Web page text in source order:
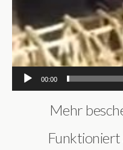
00:00
Mehr
Funktioniert